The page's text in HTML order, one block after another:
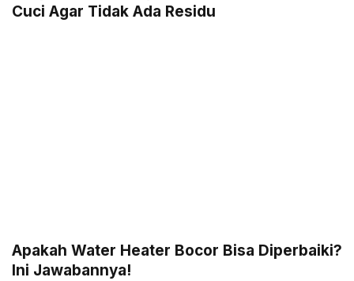
Cuci Agar Tidak Ada Residu
Apakah Water Heater Bocor Bisa Diperbaiki?
Ini Jawabannya!